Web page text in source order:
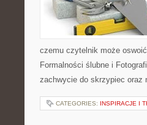
czemu czytelnik może
Formalności ślubne i
zachwycie do skrzypiec oraz
CATEGORIES: INSPIRACJE I